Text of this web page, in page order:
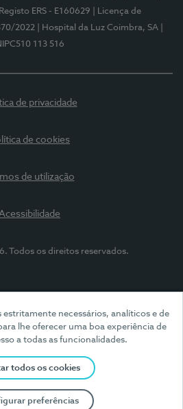
estritamente necessários, analíticos e de
lhe oferecer uma boa experiência de
a todas as funcionalidades.
todos os cookies
preferências
Registo ERS - E160629
| Licença de
2022
| Hospital da Luz Coimbra, SA
113 516
de privacidade
de cookies
de utilização
Todos os direitos reservados.